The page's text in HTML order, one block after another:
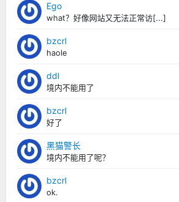
Ego
what？好像网站又无法正常访[...]
bzcrl
haole
ddl
境内不能用了
bzcrl
好了
黑猫警长
境内不能用了呢？
bzcrl
ok.